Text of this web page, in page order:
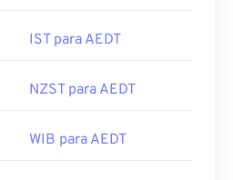
IST para AEDT
NZST para AEDT
WIB para AEDT